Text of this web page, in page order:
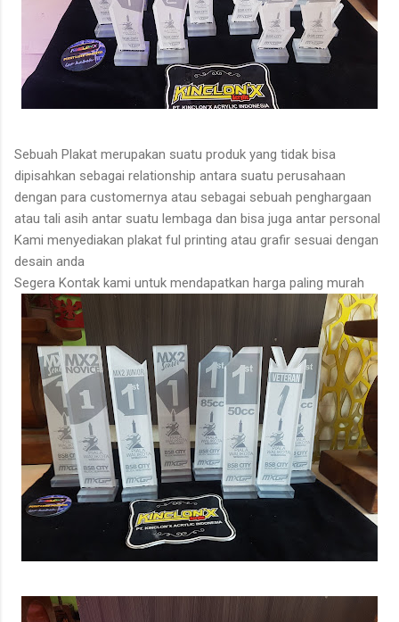
Sebuah Plakat merupakan suatu produk yang tidak bisa
dipisahkan sebagai relationship antara suatu perusahaan
dengan para customernya atau sebagai sebuah penghargaan
atau tali asih antar suatu lembaga dan bisa juga antar personal
Kami menyediakan plakat ful printing atau grafir sesuai dengan
desain anda
Segera Kontak kami untuk mendapatkan harga paling murah